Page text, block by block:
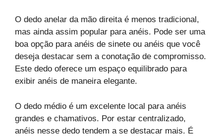
O dedo anelar da mão direita é menos tradicional,
mas ainda assim popular para anéis. Pode ser uma
boa opção para anéis de sinete ou anéis que você
deseja destacar sem a conotação de compromisso.
Este dedo oferece um espaço equilibrado para
exibir anéis de maneira elegante.
O dedo médio é um excelente local para anéis
grandes e chamativos. Por estar centralizado,
anéis nesse dedo tendem a se destacar mais. É